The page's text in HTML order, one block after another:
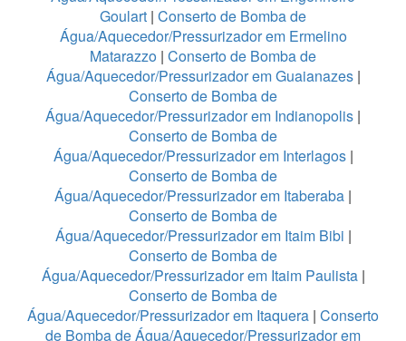
Goulart | Conserto de Bomba de
Água/Aquecedor/Pressurizador em Ermelino
Matarazzo | Conserto de Bomba de
Água/Aquecedor/Pressurizador em Guaianazes|
Conserto de Bomba de
Água/Aquecedor/Pressurizador em Indianopolis |
Conserto de Bomba de
Água/Aquecedor/Pressurizador em Interlagos|
Conserto de Bomba de
Água/Aquecedor/Pressurizador em Itaberaba |
Conserto de Bomba de
Água/Aquecedor/Pressurizador em Itaim Bibi |
Conserto de Bomba de
Água/Aquecedor/Pressurizador em Itaim Paulista |
Conserto de Bomba de
Água/Aquecedor/Pressurizador em Itaquera | Conserto
de Bomba de Água/Aquecedor/Pressurizador em